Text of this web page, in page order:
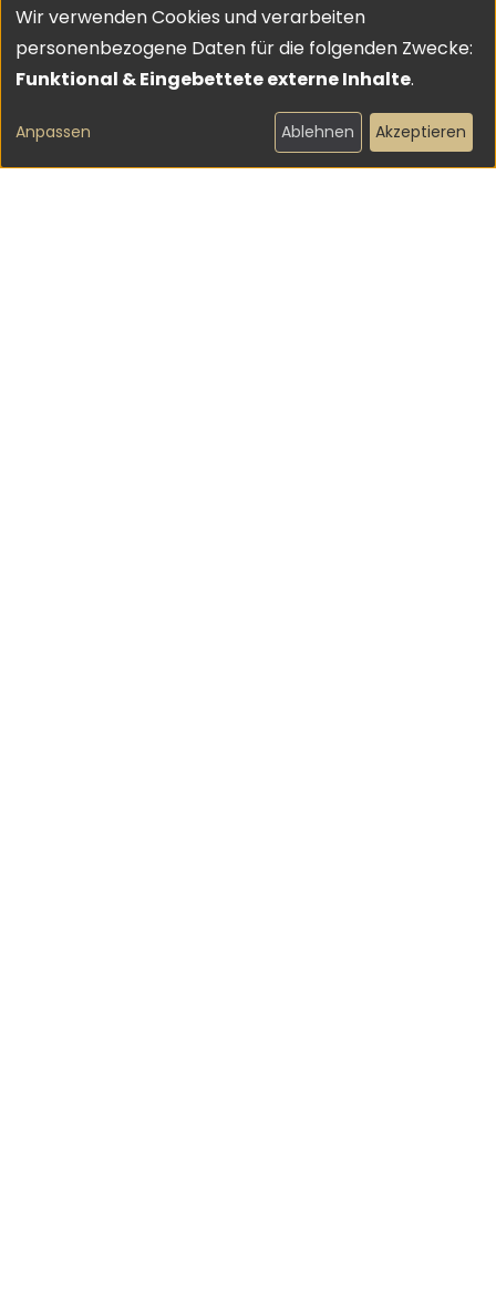
Verwendung
von
personenbezogenen
Daten
Wir verwenden Cookies und verarbeiten
personenbezogene Daten für die folgenden Zwecke:
Funktional & Eingebettete externe Inhalte.
Anpassen Ablehnen Akzeptieren